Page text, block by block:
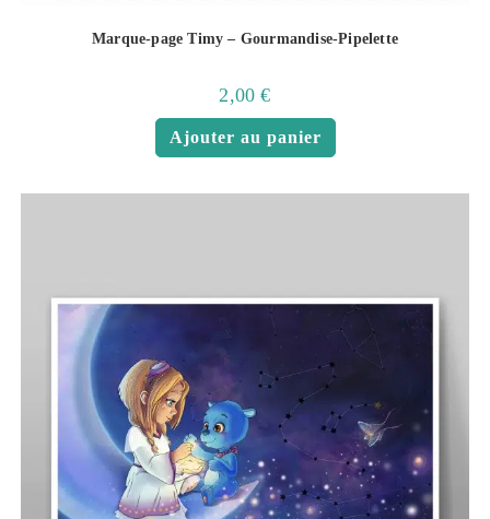
Marque-page Timy – Gourmandise-Pipelette
2,00€
Ajouter au panier